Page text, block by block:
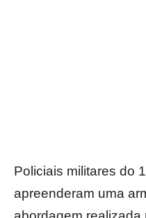
Policiais militares do
apreenderam uma